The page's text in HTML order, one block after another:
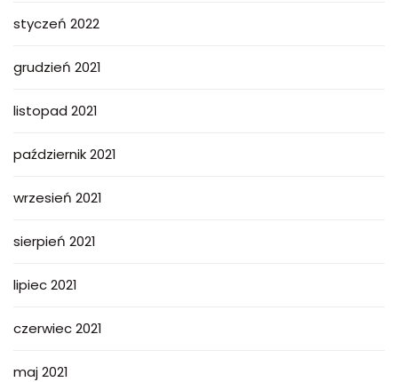
styczeń 2022
grudzień 2021
listopad 2021
październik 2021
wrzesień 2021
sierpień 2021
lipiec 2021
czerwiec 2021
maj 2021